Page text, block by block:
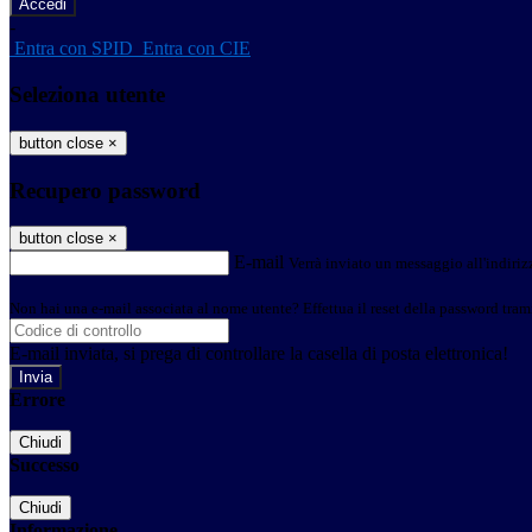
-
Entra con SPID Entra con CIE
Seleziona utente
button close ×
Recupero password
button close ×
E-mail Verrà inviato un messaggio
Non hai una e-mail associata al nome utente? Effettua il reset della password
E-mail inviata, si prega di controllare la casella di posta elettronica!
Errore
Chiudi
Successo
Chiudi